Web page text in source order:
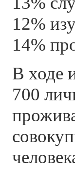
12%
14%
В ходе
700